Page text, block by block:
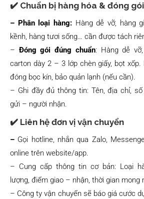
✔️ Chuẩn bị hàng hóa & đóng gói
– Phân loại hàng: Hàng dễ vỡ, hàng
kềnh, hàng tươi sống… cần được tách
– Đóng gói đúng chuẩn: Hàng dễ
carton dày 2 – 3 lớp chèn giấy, bọt
đóng bọc kín, bảo quản lạnh (nếu cần).
– Ghi đầy đủ thông tin: Tên, địa chỉ,
gửi – người nhận.
✔️ Liên hệ đơn vị vận chuyển
– Gọi hotline, nhắn qua Zalo,
online trên website/app.
– Cung cấp thông tin cơ bản: Loại
lượng, điểm giao – nhận, thời gian mong
– Công ty vận chuyển sẽ báo giá cước